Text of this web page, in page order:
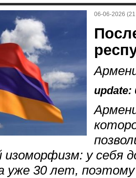
06-06-2026
update:
у себя
уже 30 лет,